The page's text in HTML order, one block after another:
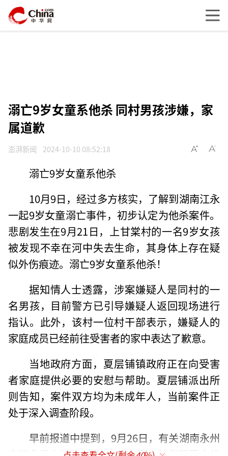
溺亡9岁女童系他杀 同村男孩涉嫌，家
属道歉
澎湃新闻 2024-10-10 08:52:18
溺亡9岁女童系他杀
10月9日，经过多方核实，了解到湖南江永
一起9岁女童溺亡事件，初步认定为他杀案件。
悲剧发生在9月21日，上甘棠村的一名9岁女孩
被发现不幸在河中失去生命，其身体上存在疑
似外伤痕迹。溺亡9岁女童系他杀！
据知情人士透露，涉案嫌疑人是同村的一
名男孩，目前警方已引导嫌疑人返回现场进行
指认。此外，该村一位村干部表示，嫌疑人的
家庭成员已经前往受害者的家中表达了歉意。
当地政府方面，夏层铺镇政府正在向受害
者家庭提供必要的安慰与帮助。夏层铺派出所
则告知，案件双方均为未成年人，当前案件正
处于深入调查阶段。
早前报道中提到，9月26日，有关湖南永州